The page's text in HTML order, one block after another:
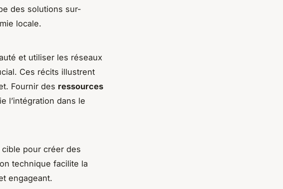
des solutions sur-
locale.
et utiliser les réseaux
Ces récits illustrent
Fournir des ressources
l’intégration dans le
pour créer des
technique facilite la
engageant.